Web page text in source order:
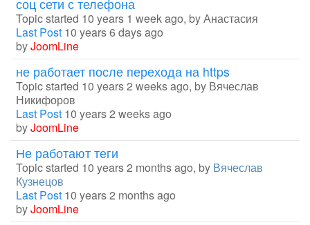
соц сети с телефона
Topic started 10 years 1 week ago, byАнастасия
Last Post 10 years 6 days ago
byJoomLine
не работает после перехода на https
Topic started 10 years 2 weeks ago, by Вячеслав
Никифоров
Last Post 10 years 2 weeks ago
byJoomLine
Не работают теги
Topic started 10 years 2 months ago, by Вячеслав
Кузнецов
Last Post 10 years 2 months ago
byJoomLine